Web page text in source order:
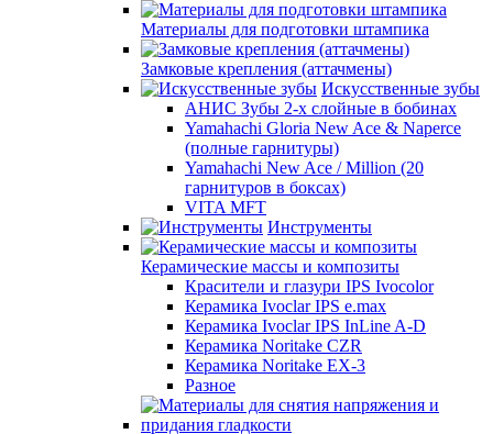
Материалы для подготовки штампика
Замковые крепления (аттачмены)
Искусственные зубы
АНИС Зубы 2-х слойные в бобинах
Yamahachi Gloria New Ace & Naperce
(полные гарнитуры)
Yamahachi New Ace / Million (20
гарнитуров в боксах)
VITA MFT
Инструменты
Керамические массы и композиты
Красители и глазури IPS Ivocolor
Керамика Ivoclar IPS e.max
Керамика Ivoclar IPS InLine A-D
Керамика Noritake CZR
Керамика Noritake EX-3
Разное